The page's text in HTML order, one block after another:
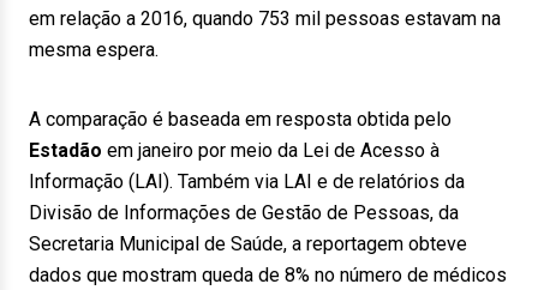
em relação a 2016, quando 753 mil pessoas estavam na
mesma espera.
A comparação é baseada em resposta obtida pelo
Estadão em janeiro por meio da Lei de Acesso à
Informação (LAI). Também via LAI e de relatórios da
Divisão de Informações de Gestão de Pessoas, da
Secretaria Municipal de Saúde, a reportagem obteve
dados que mostram queda de 8% no número de médicos